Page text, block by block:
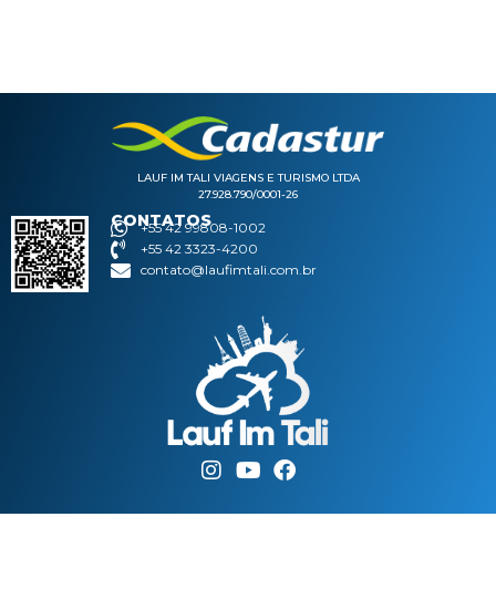
LAUF IM TALI VIAGENS E TURISMO LTDA
27.928.790/0001-26
CONTATOS
+55 42 99808-1002
+55 42 3323-4200
contato@laufimtali.com.br